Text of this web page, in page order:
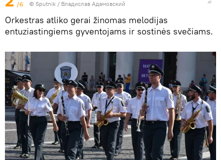
/6 © Sputnik / Владислав Адамовский
Orkestras atliko gerai žinomas melodijas
entuziastingiems gyventojams ir sostinės svečiams.